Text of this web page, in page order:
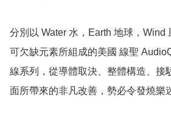
分別以 Water 水，Earth 地球，Wind
可欠缺元素所組成的美國 線聖
線系列，從導體取決、整體構造、接
面所帶來的非凡改善，勢必令發燒樂